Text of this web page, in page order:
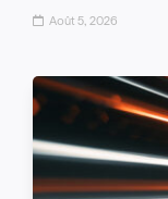
Août 5, 2026